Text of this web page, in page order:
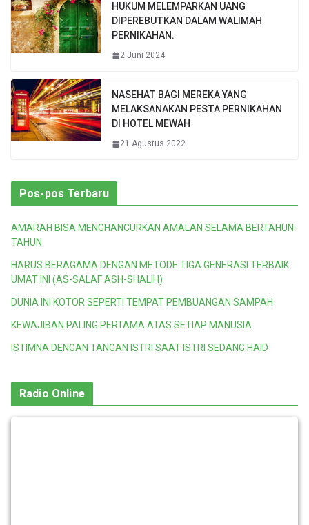
HUKUM MELEMPARKAN UANG
DIPEREBUTKAN DALAM WALIMAH
PERNIKAHAN.
2 Juni 2024
NASEHAT BAGI MEREKA YANG
MELAKSANAKAN PESTA PERNIKAHAN
DI HOTEL MEWAH
21 Agustus 2022
Pos-pos Terbaru
AMARAH BISA MENGHANCURKAN AMALAN SELAMA BERTAHUN-
TAHUN
HARUS BERAGAMA DENGAN METODE TIGA GENERASI TERBAIK
UMAT INI (AS-SALAF ASH-SHALIH)
DUNIA INI KOTOR SEPERTI TEMPAT PEMBUANGAN SAMPAH
KEWAJIBAN PALING PERTAMA ATAS SETIAP MANUSIA
ISTIMNA DENGAN TANGAN ISTRI SAAT ISTRI SEDANG HAID
Radio Online